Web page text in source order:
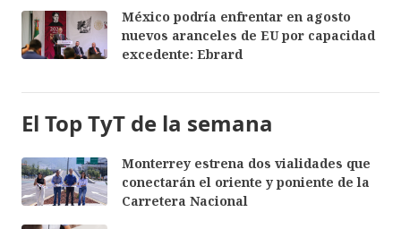
México podría enfrentar en agosto
nuevos aranceles de EU por capacidad
excedente: Ebrard
El Top TyT de la semana
Monterrey estrena dos vialidades que
conectarán el oriente y poniente de la
Carretera Nacional